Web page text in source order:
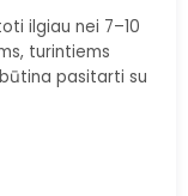
ilgiau nei 7–10
turintiems
pasitarti su